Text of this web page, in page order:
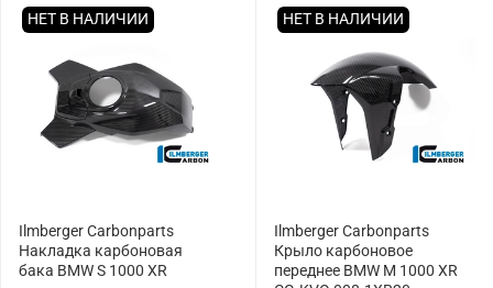
НЕТ В НАЛИЧИИ
Ilmberger Carbonparts
Накладка карбоновая
бака BMW S 1000 XR
НЕТ В НАЛИЧИИ
Ilmberger Carbonparts
Крыло карбоновое
переднее BMW M 1000 XR